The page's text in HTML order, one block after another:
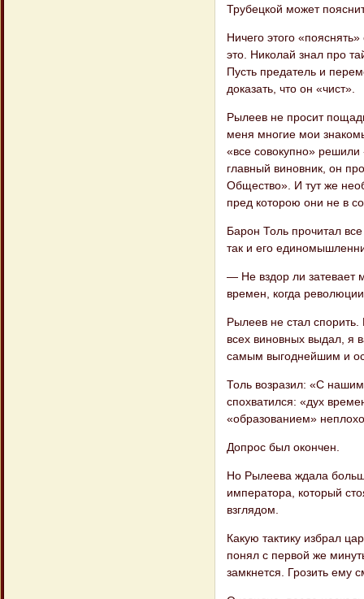
Трубецкой может
Ничего этого
это. Николай знал про
Пусть предатель и
доказать, что он «чист».
Рылеев не просит
меня многие мои
«все совокупно» решили
главный виновник, он
Общество». И тут же
пред которою они не в
Барон Толь прочитал
так и его
— Не вздор ли затевает
времен, когда
Рылеев не стал
всех виновных выдал, я
самым выгоднейшим и
Толь возразил: «С
спохватился: «дух
«образованием»
Допрос был окончен.
Но Рылеева ждала
императора, который
взглядом.
Какую тактику избрал
понял с первой же
замкнется. Грозить ему